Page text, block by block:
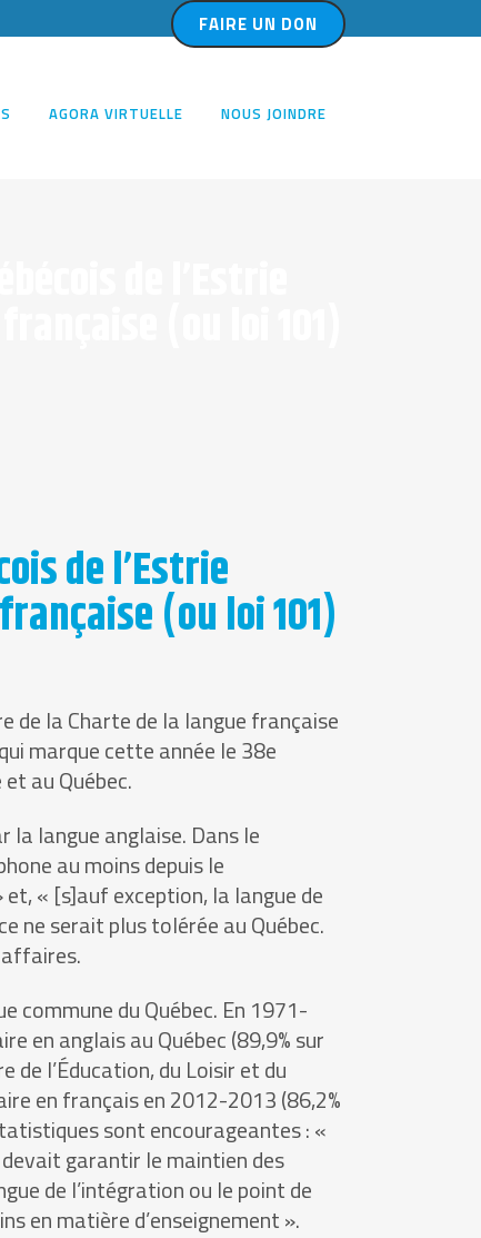
FAIRE UN DON
AGORA VIRTUELLE NOUS JOINDRE
de l’Estrie
(ou loi 101)
de la Charte de la langue française
marque cette année le 38e
au Québec.
la langue anglaise. Dans le
au moins depuis le
« [s]auf exception, la langue de
ne serait plus tolérée au Québec.
commune du Québec. En 1971-
en anglais au Québec (89,9% sur
l’Éducation, du Loisir et du
en français en 2012-2013 (86,2%
sont encourageantes : «
garantir le maintien des
de l’intégration ou le point de
en matière d’enseignement ».